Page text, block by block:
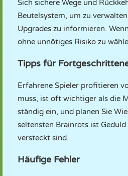
Sich sichere Wege und
Beutelsystem, um zu
Upgrades zu informieren.
ohne unnötiges Risiko zu
Tipps für
Erfahrene Spieler profitieren
muss, ist oft wichtiger als die
ständig ein, und planen Sie
seltensten Brainrots ist
versteckt sind.
Häufige Fehler